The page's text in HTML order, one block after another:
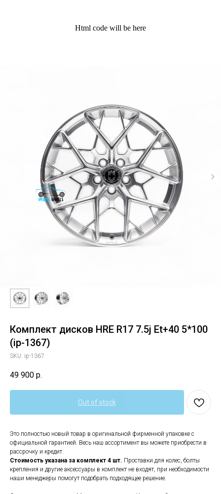
Html code will be here
Комплект дисков HRE R17 7.5j Et+40 5*100
(ip-1367)
SKU: ip-1367
49 900 р.
Out of stock
Это полностью новый товар в оригинальной фирменной упаковке с
официальной гарантией. Весь наш ассортимент вы можете приобрести в
рассрочку и кредит.
Стоимость указана за комплект 4 шт. Проставки для колес, болты
крепления и другие аксессуары в комплект не входят, при необходимости
наши менеджеры помогут подобрать подходящее решение.